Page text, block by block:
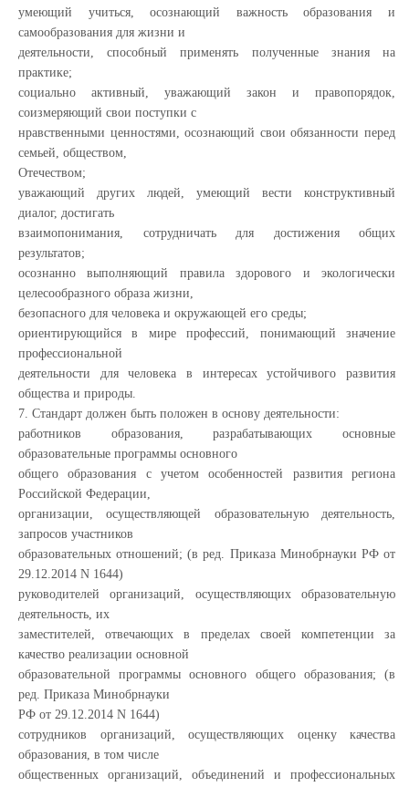
умеющий учиться, осознающий важность образования и
самообразования для жизни и
деятельности, способный применять полученные знания на
практике;
социально активный, уважающий закон и правопорядок,
соизмеряющий свои поступки с
нравственными ценностями, осознающий свои обязанности перед
семьей, обществом,
Отечеством;
уважающий других людей, умеющий вести конструктивный
диалог, достигать
взаимопонимания, сотрудничать для достижения общих
результатов;
осознанно выполняющий правила здорового и экологически
целесообразного образа жизни,
безопасного для человека и окружающей его среды;
ориентирующийся в мире профессий, понимающий значение
профессиональной
деятельности для человека в интересах устойчивого развития
общества и природы.
7. Стандарт должен быть положен в основу деятельности:
работников образования, разрабатывающих основные
образовательные программы основного
общего образования с учетом особенностей развития региона
Российской Федерации,
организации, осуществляющей образовательную деятельность,
запросов участников
образовательных отношений; (в ред. Приказа Минобрнауки РФ от
29.12.2014 N 1644)
руководителей организаций, осуществляющих образовательную
деятельность, их
заместителей, отвечающих в пределах своей компетенции за
качество реализации основной
образовательной программы основного общего образования; (в
ред. Приказа Минобрнауки
РФ от 29.12.2014 N 1644)
сотрудников организаций, осуществляющих оценку качества
образования, в том числе
общественных организаций, объединений и профессиональных